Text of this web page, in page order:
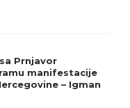
Prnjavor
manifestacije
– Igman